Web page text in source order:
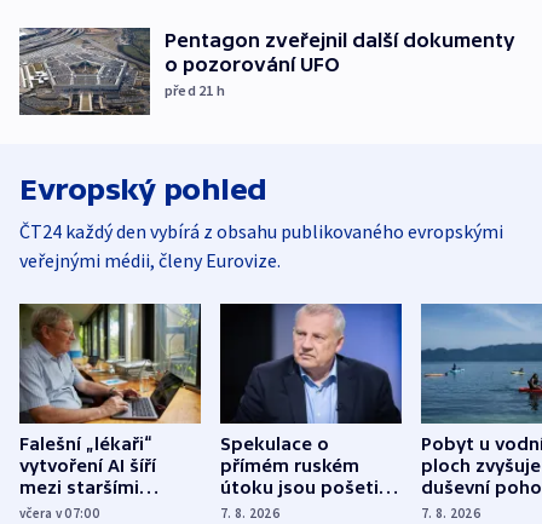
Pentagon zveřejnil další dokumenty
o pozorování UFO
před 21 h
Evropský pohled
ČT24 každý den vybírá z obsahu publikovaného evropskými
veřejnými médii, členy Eurovize.
Falešní „lékaři“
vytvoření AI šíří
mezi staršími
Poláky nebezpečné
včera v 07:00
Spekulace o
přímém ruském
útoku jsou pošetilé,
míní estonský
7. 8. 2026
Pobyt u
ploch zvyšuje
duševní
ukázala
7. 8. 2026